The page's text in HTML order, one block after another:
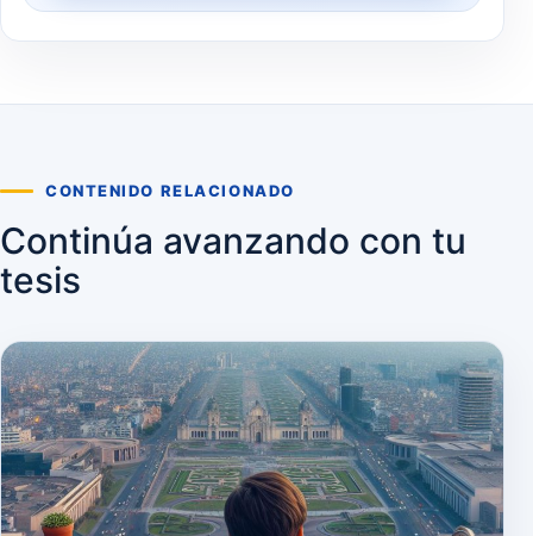
CONTENIDO RELACIONADO
Continúa avanzando con tu
tesis